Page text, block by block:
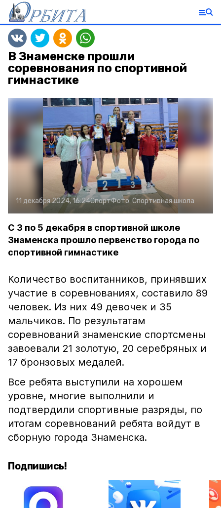
В Знаменске прошли
соревнования по спортивной
гимнастике
11 декабря 2024, 16:24СпортФото: Спортивная школа
С 3 по 5 декабря в спортивной школе
Знаменска прошло первенство города по
спортивной гимнастике
Количество воспитанников, принявших
участие в соревнованиях, составило 89
человек. Из них 49 девочек и 35
мальчиков. По результатам
соревнований знаменские спортсмены
завоевали 21 золотую, 20 серебряных и
17 бронзовых медалей.
Все ребята выступили на хорошем
уровне, многие выполнили и
подтвердили спортивные разряды, по
итогам соревнований ребята войдут в
сборную города Знаменска.
Подпишись!